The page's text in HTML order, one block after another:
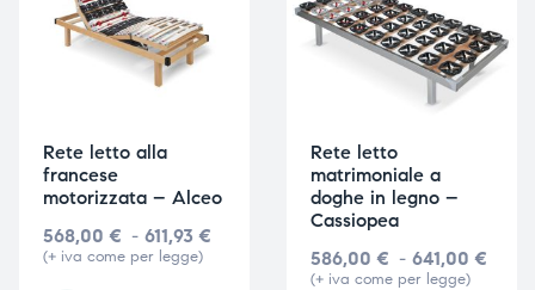
Rete letto alla
francese
motorizzata – Alceo
568,00 € - 611,93 €
(+ iva come per legge)
Rete letto
matrimoniale a
doghe in legno –
Cassiopea
586,00 € - 641,00 €
(+ iva come per legge)